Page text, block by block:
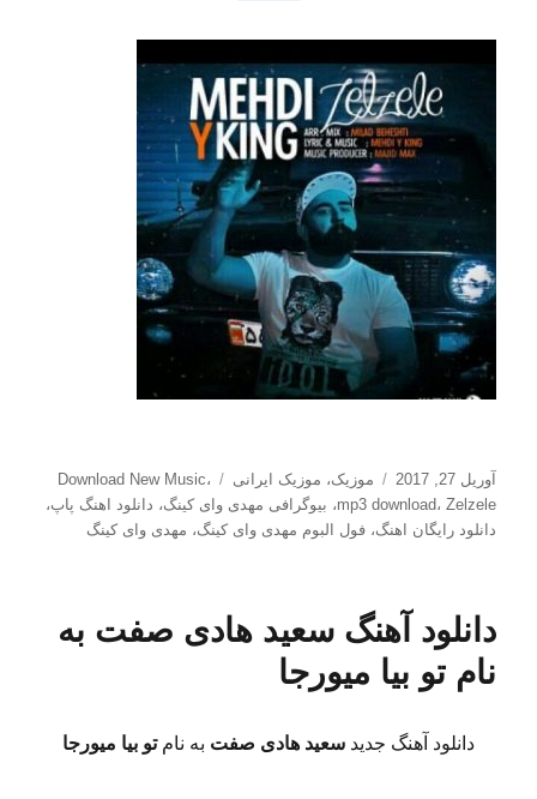
ارسال
شده
در
آوریل 27, 2017 دسته‌ها
موزیک، موزیک ایرانی برچسب‌ها
Download New Music،
mp3 download، Zelzele ، بیوگرافی مهدی وای کینگ، دانلود اهنگ پاپ،
دانلود رایگان اهنگ،فول البوم مهدی وای کینگ، مهدی وای کینگ
دانلود آهنگ سعید هادی صفت به
نام تو بیا میورجا
دانلود آهنگ جدید سعید هادی صفت به نامتو بیا میورجا